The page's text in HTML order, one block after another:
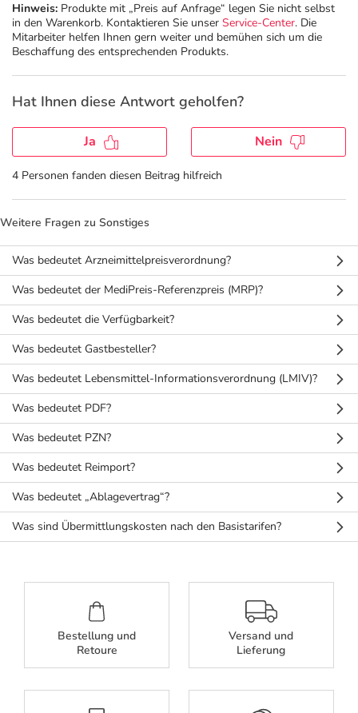
Diabetes
Körperpflege & Kosmetik
Liebe & Erotik
Mutter & Kind
Nahrungsergänzung
Natur & Homöopathie
Sanitätshaus
Sport & Fitness
Tierapotheke
Vitamine & Mineralstoffe
Marken
Geschenkideen
Aktuelle Coupons 7
Summer SALE
Reiseapotheke
Insektenschutz
Sonnenpflege
Sommerpflege für Haar und Kopfhaut
Täglich gut versorgt
Fragen und Antworten
Kontakt
Ratgeber
Beliebte Beiträge
E-Rezept einlösen
E-Rezept App
5% Extra Cash
Avene & Ducray Deals
Eucerin Deals
Evolsin Deals
Frontline & Frontpro Deals
Nattermann Deals
R(h)ein Nutrition Deals
Refluthin, Lasea & Carmenthin Deals
Salus Deals
Hinweis: Produkte mit „Preis auf Anfrage“ legen Sie nicht selbst
in den Warenkorb. Kontaktieren Sie unser Service-Center. Die
Mitarbeiter helfen Ihnen gern weiter und bemühen sich um die
Beschaffung des entsprechenden Produkts.
Hat Ihnen diese Antwort geholfen?
Ja Nein
4 Personen fanden diesen Beitrag hilfreich
Weitere Fragen zu Sonstiges
Was bedeutet Arzneimittelpreisverordnung?
Was bedeutet der MediPreis-Referenzpreis (MRP)?
Was bedeutet die Verfügbarkeit?
Was bedeutet Gastbesteller?
Was bedeutet Lebensmittel-Informationsverordnung (LMIV)?
Was bedeutet PDF?
Was bedeutet PZN?
Was bedeutet Reimport?
Was bedeutet „Ablagevertrag“?
Was sind Übermittlungskosten nach den Basistarifen?
Bestellung und
Retoure
Versand und
Lieferung